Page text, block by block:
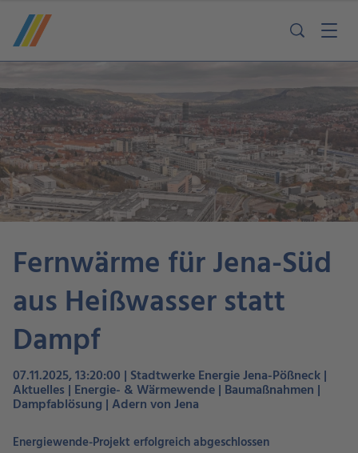
Fernwärme für Jena-Süd
aus Heißwasser statt
Dampf
07.11.2025, 13:20:00 | Stadtwerke Energie Jena-Pößneck |
Aktuelles | Energie- & Wärmewende | Baumaßnahmen |
Dampfablösung | Adern von Jena
Energiewende-Projekt erfolgreich abgeschlossen